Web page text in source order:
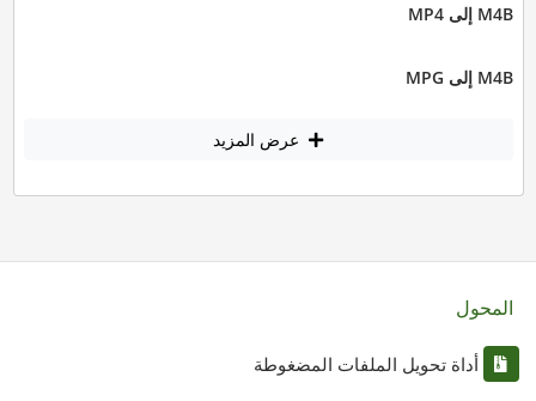
M4B إلى MP4
M4B إلى MPG
عرض المزيد
المحول
أداة تحويل الملفات المضغوطة